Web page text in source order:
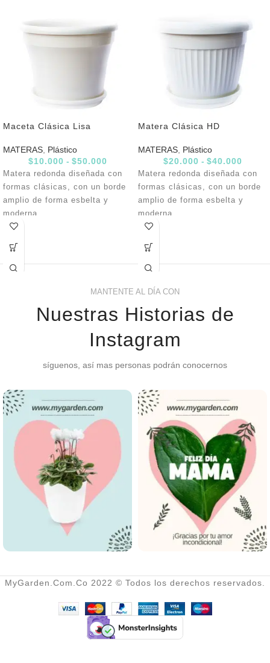
con la elegancia de la
Orquídea Phalaenopsis.
¡Ordénala ahora y transforma
mantenimiento se hace
quitando las hojas secas.
Maceta Clásica Lisa
MATERAS Plástico
$10.000 - $50.000
Matera redonda diseñada con
formas clásicas, con un borde
amplio de forma esbelta y
moderna.
Matera Clásica HD
MATERAS Plástico
$20.000 - $40.000
Matera redonda diseñada con
formas clásicas, con un borde
amplio de forma esbelta y
moderna.
MANTENTE AL DÍA CON
Nuestras Historias de
Instagram
síguenos, así mas personas podrán conocernos
MyGarden.Com.Co 2022 © Todos los derechos reservados.